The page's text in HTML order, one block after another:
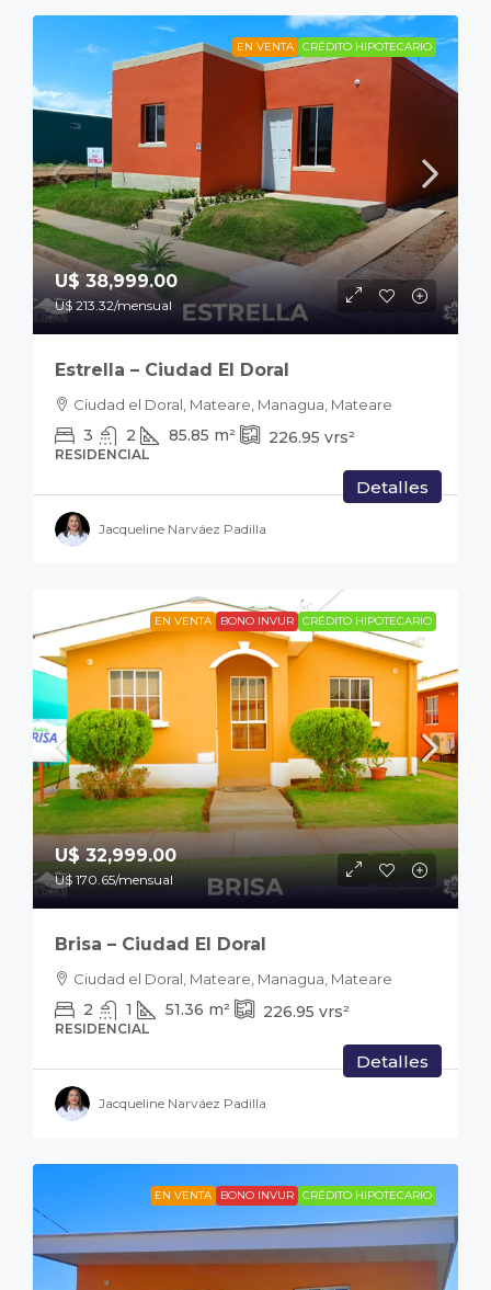
EN VENTA CRÉDITO HIPOTECARIO
U$ 38,999.00
U$ 213.32/mensual
Estrella – Ciudad El Doral
Ciudad el Doral, Mateare, Managua, Mateare
3 2 85.85 m² 226.95 vrs²
RESIDENCIAL
Detalles
Jacqueline Narváez Padilla
EN VENTA BONO INVUR CRÉDITO HIPOTECARIO
U$ 32,999.00
U$ 170.65/mensual
Brisa – Ciudad El Doral
Ciudad el Doral, Mateare, Managua, Mateare
2 1 51.36 m² 226.95 vrs²
RESIDENCIAL
Detalles
Jacqueline Narváez Padilla
EN VENTA BONO INVUR CRÉDITO HIPOTECARIO